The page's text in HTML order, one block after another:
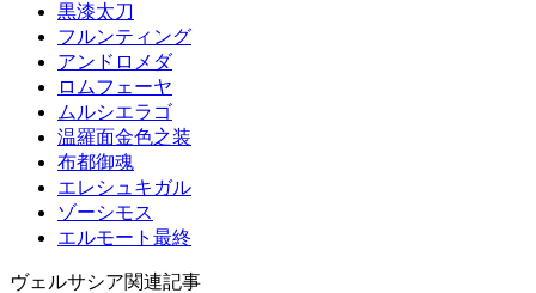
黒漆太刀
フルンティング
アンドロメダ
ロムフェーヤ
ムルシエラゴ
温羅面金色之装
布都御魂
エレシュキガル
ゾーシモス
エルモート最終
ヴェルサシア関連記事